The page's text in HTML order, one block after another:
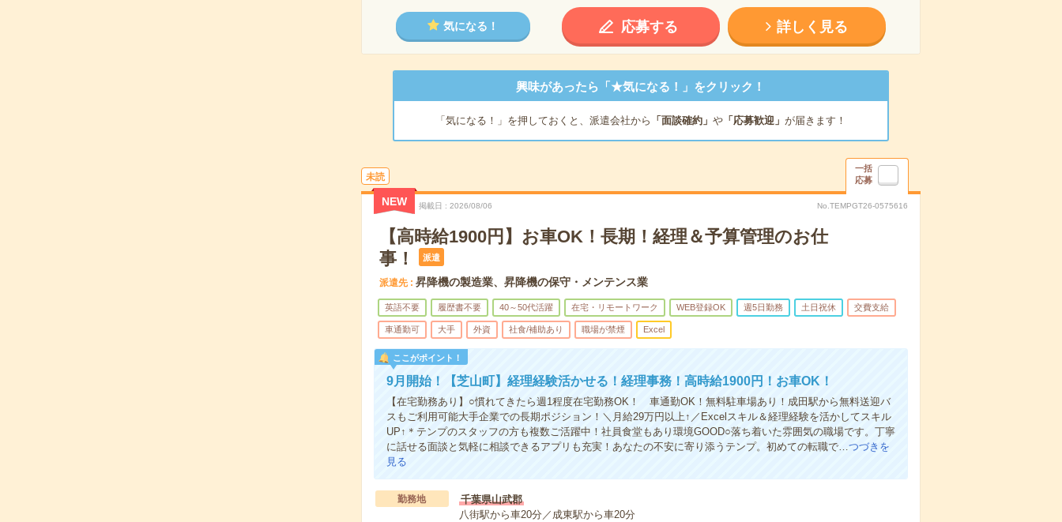
気になる！ 応募する 詳しく見る
興味があったら「★気になる！」をクリック！
「気になる！」を押しておくと、派遣会社から 「面談確約」 や「応募歓迎」 が届きます！
未読
一括
応募
NEW 掲載日 2026/08/06 No.TEMPGT26-0575616
【高時給1900円】お車OK！長期！経理＆予算管理のお仕
事！
派遣
派遣先 昇降機の製造業、昇降機の保守・メンテンス業
英語不要 履歴書不要 40～50代活躍 在宅・リモートワーク WEB登録OK 週5日勤務 土日祝休 交費支給
車通勤可 大手 外資 社食/補助あり 職場が禁煙 Excel
ここがポイント！
9月開始！【芝山町】経理経験活かせる！経理事務！高時給1900円！お車OK！
【在宅勤務あり】○慣れてきたら週1程度在宅勤務OK！ 車通勤OK！無料駐車場あり！成田駅から無料送迎バ
スもご利用可能大手企業での長期ポジション！＼月給29万円以上↑／Excelスキル＆経理経験を活かしてスキル
UP↑＊テンプのスタッフの方も複数ご活躍中！社員食堂もあり環境GOOD○落ち着いた雰囲気の職場です。丁寧
に話せる面談と気軽に相談できるアプリも充実！あなたの不安に寄り添うテンプ。初めての転職で…つづきを
見る
勤務地
千葉県山武郡
八街駅から車20分／成東駅から車20分